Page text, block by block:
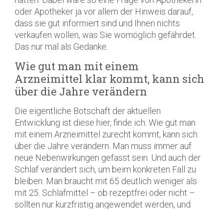
oder Apotheker ja vor allem der Hinweis darauf,
dass sie gut informiert sind und Ihnen nichts
verkaufen wollen, was Sie womöglich gefährdet.
Das nur mal als Gedanke.
Wie gut man mit einem
Arzneimittel klar kommt, kann sich
über die Jahre verändern
Die eigentliche Botschaft der aktuellen
Entwicklung ist diese hier, finde ich: Wie gut man
mit einem Arzneimittel zurecht kommt, kann sich
über die Jahre verändern. Man muss immer auf
neue Nebenwirkungen gefasst sein. Und auch der
Schlaf verändert sich, um beim konkreten Fall zu
bleiben. Man braucht mit 65 deutlich weniger als
mit 25. Schlafmittel – ob rezeptfrei oder nicht –
sollten nur kurzfristig angewendet werden, und